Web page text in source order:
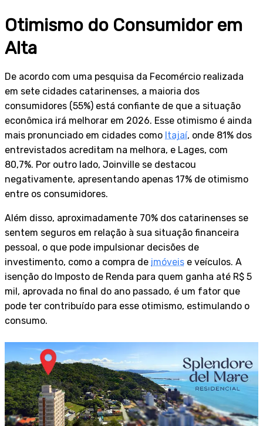
Otimismo do Consumidor em
Alta
De acordo com uma pesquisa da Fecomércio realizada
em sete cidades catarinenses, a maioria dos
consumidores (55%) está confiante de que a situação
econômica irá melhorar em 2026. Esse otimismo é ainda
mais pronunciado em cidades como Itajaí, onde 81% dos
entrevistados acreditam na melhora, e Lages, com
80,7%. Por outro lado, Joinville se destacou
negativamente, apresentando apenas 17% de otimismo
entre os consumidores.
Além disso, aproximadamente 70% dos catarinenses se
sentem seguros em relação à sua situação financeira
pessoal, o que pode impulsionar decisões de
investimento, como a compra de imóveis e veículos. A
isenção do Imposto de Renda para quem ganha até R$ 5
mil, aprovada no final do ano passado, é um fator que
pode ter contribuído para esse otimismo, estimulando o
consumo.